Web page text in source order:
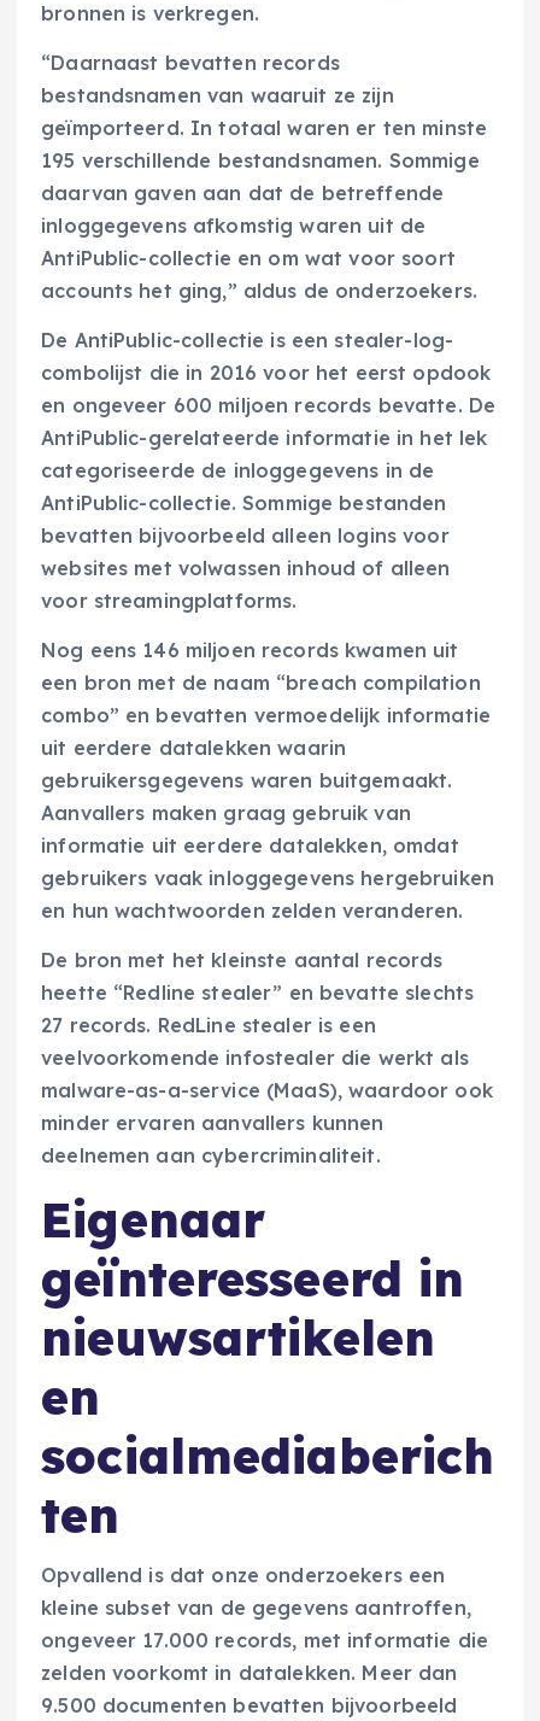
bronnen is verkregen.
“Daarnaast bevatten records
bestandsnamen van waaruit ze zijn
geïmporteerd. In totaal waren er ten minste
195 verschillende bestandsnamen. Sommige
daarvan gaven aan dat de betreffende
inloggegevens afkomstig waren uit de
AntiPublic-collectie en om wat voor soort
accounts het ging,” aldus de onderzoekers.
De AntiPublic-collectie is een stealer-log-
combolijst die in 2016 voor het eerst opdook
en ongeveer 600 miljoen records bevatte. De
AntiPublic-gerelateerde informatie in het lek
categoriseerde de inloggegevens in de
AntiPublic-collectie. Sommige bestanden
bevatten bijvoorbeeld alleen logins voor
websites met volwassen inhoud of alleen
voor streamingplatforms.
Nog eens 146 miljoen records kwamen uit
een bron met de naam “breach compilation
combo” en bevatten vermoedelijk informatie
uit eerdere datalekken waarin
gebruikersgegevens waren buitgemaakt.
Aanvallers maken graag gebruik van
informatie uit eerdere datalekken, omdat
gebruikers vaak inloggegevens hergebruiken
en hun wachtwoorden zelden veranderen.
De bron met het kleinste aantal records
heette “Redline stealer” en bevatte slechts
27 records. RedLine stealer is een
veelvoorkomende infostealer die werkt als
malware-as-a-service (MaaS), waardoor ook
minder ervaren aanvallers kunnen
deelnemen aan cybercriminaliteit.
Eigenaar
geïnteresseerd in
nieuwsartikelen
en
socialmediaberich
ten
Opvallend is dat onze onderzoekers een
kleine subset van de gegevens aantroffen,
ongeveer 17.000 records, met informatie die
zelden voorkomt in datalekken. Meer dan
9.500 documenten bevatten bijvoorbeeld